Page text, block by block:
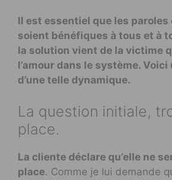
Il est essentiel que les paroles
soient bénéfiques à tous et à
la solution vient de la victime
l’amour dans le système.
d’une telle dynamique.
La question initiale,
place.
La cliente déclare qu’elle ne
place. Comme je lui demande